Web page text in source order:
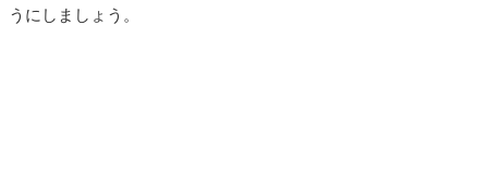
うにしましょう。